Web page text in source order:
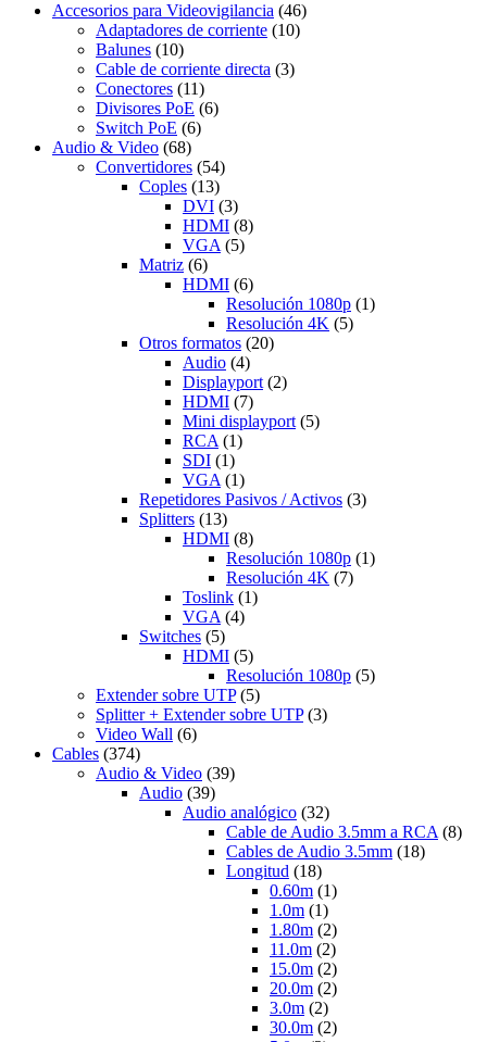
Accesorios para Videovigilancia (46)
Adaptadores de corriente (10)
Balunes (10)
Cable de corriente directa (3)
Conectores (11)
Divisores PoE (6)
Switch PoE (6)
Audio & Video (68)
Convertidores (54)
Coples (13)
DVI (3)
HDMI (8)
VGA (5)
Matriz (6)
HDMI (6)
Resolución 1080p (1)
Resolución 4K (5)
Otros formatos (20)
Audio (4)
Displayport (2)
HDMI (7)
Mini displayport (5)
RCA (1)
SDI (1)
VGA (1)
Repetidores Pasivos / Activos (3)
Splitters (13)
HDMI (8)
Resolución 1080p (1)
Resolución 4K (7)
Toslink (1)
VGA (4)
Switches (5)
HDMI (5)
Resolución 1080p (5)
Extender sobre UTP (5)
Splitter + Extender sobre UTP (3)
Video Wall (6)
Cables (374)
Audio & Video (39)
Audio (39)
Audio analógico (32)
Cable de Audio 3.5mm a RCA (8)
Cables de Audio 3.5mm (18)
Longitud (18)
0.60m (1)
1.0m (1)
1.80m (2)
11.0m (2)
15.0m (2)
20.0m (2)
3.0m (2)
30.0m (2)